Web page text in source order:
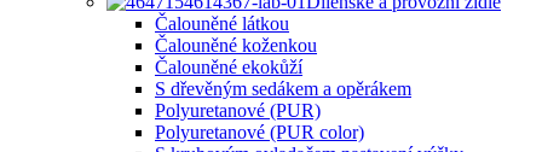
Čalouněné látkou
Čalouněné koženkou
Čalouněné ekokůží
S dřevěným sedákem a opěrákem
Polyuretanové (PUR)
Polyuretanové (PUR color)